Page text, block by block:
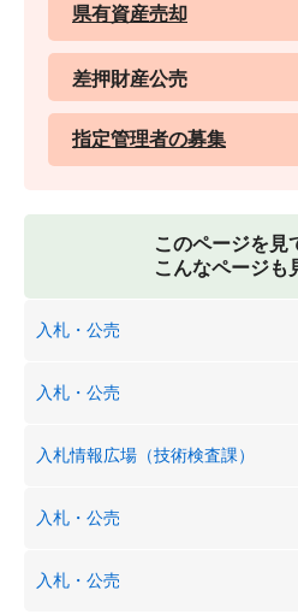
県有資産売却
差押財産公売
指定管理者の募集
このページを見
こんなページも
入札・公売
入札・公売
入札情報広場（技術検査課）
入札・公売
入札・公売